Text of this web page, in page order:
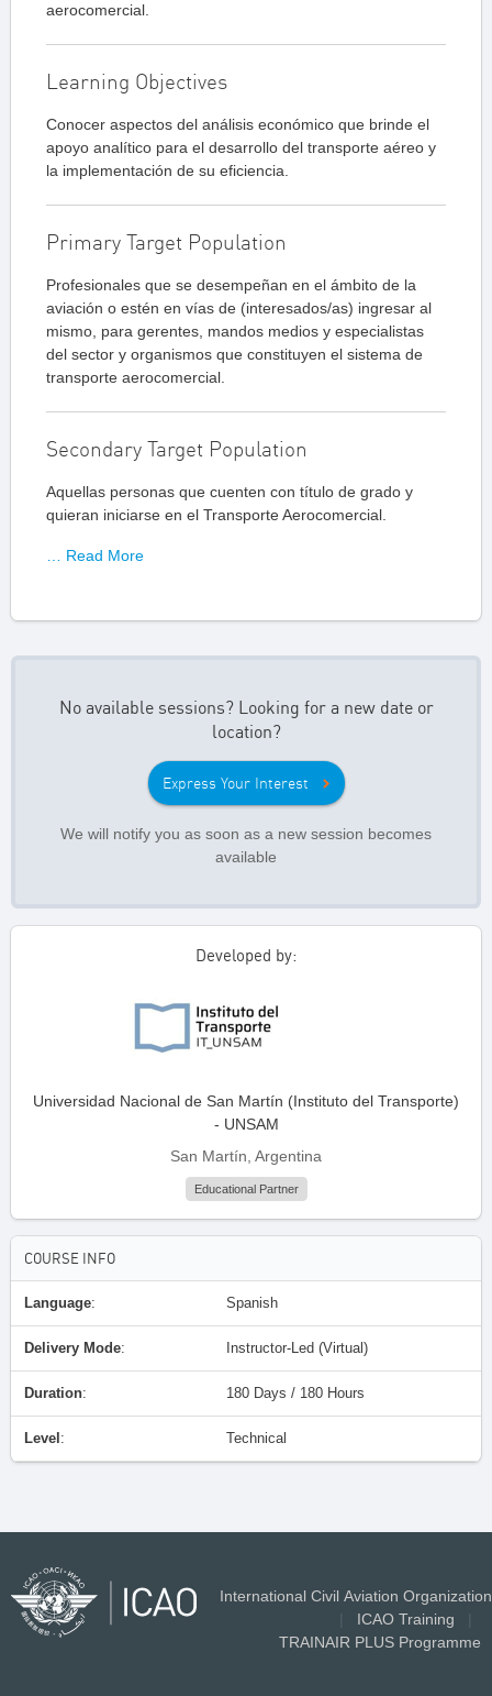
aerocomercial.
Learning Objectives
Conocer aspectos del análisis económico que brinde el
apoyo analítico para el desarrollo del transporte aéreo y
la implementación de su eficiencia.
Primary Target Population
Profesionales que se desempeñan en el ámbito de la
aviación o estén en vías de (interesados/as) ingresar al
mismo, para gerentes, mandos medios y especialistas
del sector y organismos que constituyen el sistema de
transporte aerocomercial.
Secondary Target Population
Aquellas personas que cuenten con título de grado y
quieran iniciarse en el Transporte Aerocomercial.
… Read More
No available sessions? Looking for a new date or
location?
Express Your Interest
We will notify you as soon as a new session becomes
available
Developed by:
Universidad Nacional de San Martín (Instituto del Transporte)
- UNSAM
San Martín, Argentina
Educational Partner
COURSE INFO
Language: Spanish
Delivery Mode: Instructor-Led (Virtual)
Duration: 180 Days / 180 Hours
Level : Technical
International Civil Aviation Organization
ICAO Training
TRAINAIR PLUS Programme